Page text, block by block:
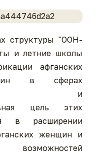
структуры "ООН-
и летние школы
афганских
в сферах
и
цель этих
в расширении
женщин и